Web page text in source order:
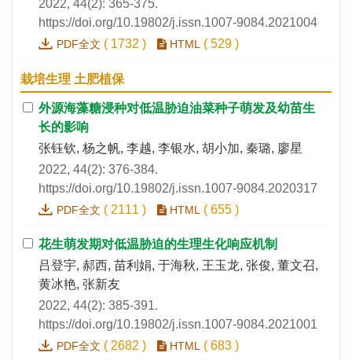
2022, 44(2): 365-375.
https://doi.org/10.19802/j.issn.1007-9084.2021004
PDF全文 ( 1732 ) HTML ( 529 )
栽培生理 土肥植保
外源海藻糖浸种对低温胁迫油菜种子萌发及幼苗生
长的影响
张钰钦, 杨之帆, 李越, 李银水, 胡小加, 秦璐, 廖星
2022, 44(2): 376-384.
https://doi.org/10.19802/j.issn.1007-9084.2020317
PDF全文 ( 2111 ) HTML ( 655 )
花生萌发期对低温胁迫的生理生化响应机制
吕登宇, 郝西, 苗利娟, 于海秋, 王玉龙, 张俊, 董文召,
黄冰艳, 张新友
2022, 44(2): 385-391.
https://doi.org/10.19802/j.issn.1007-9084.2021001
PDF全文 ( 2682 ) HTML ( 683 )